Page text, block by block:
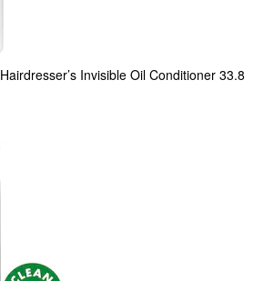
Hairdresser’s Invisible Oil Conditioner 33.8